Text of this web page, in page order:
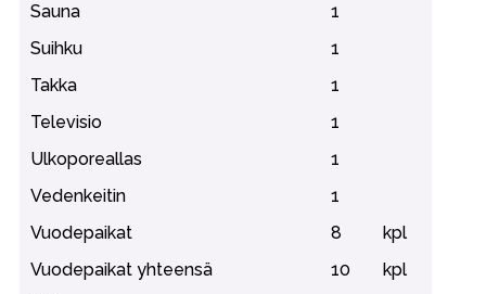
Sauna
1
Suihku
1
Takka
1
Televisio
1
Ulkoporeallas
1
Vedenkeitin
1
Vuodepaikat
8
kpl
Vuodepaikat yhteensä
10
kpl